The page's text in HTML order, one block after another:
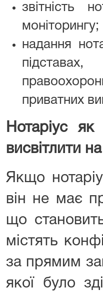
звітність
моніторингу;
надання
приватних
Нотаріус
висвітлити
Якщо
він не має
що
містять
за прямим
якої було